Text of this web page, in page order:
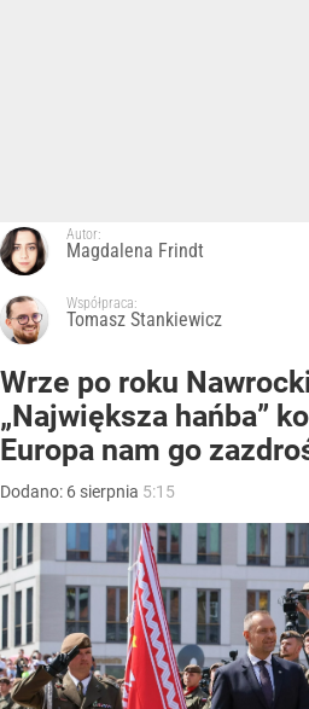
Autor:
Magdalena Frindt
Współpraca:
Tomasz Stankiewicz
Wrze po roku
„Największa hańba”
Europa nam go
Dodano: 6 sierpnia 5:15